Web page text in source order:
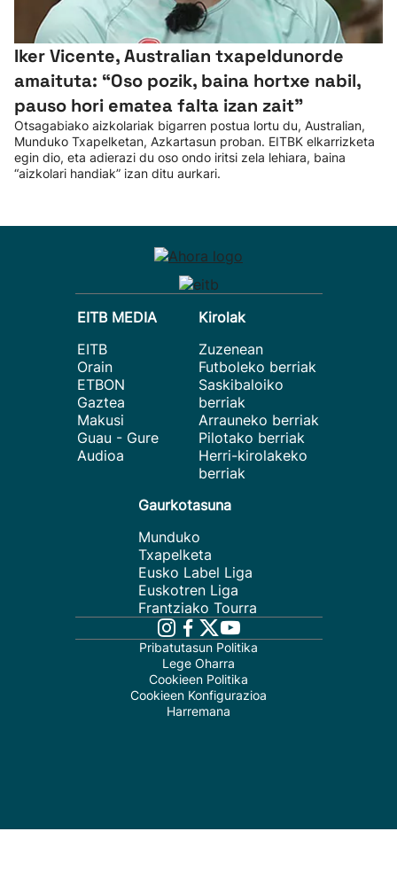
Iker Vicente, Australian txapeldunorde
amaituta: “Oso pozik, baina hortxe nabil,
pauso hori ematea falta izan zait”
Otsagabiako aizkolariak bigarren postua lortu du, Australian,
Munduko Txapelketan, Azkartasun proban. EITBK elkarrizketa
egin dio, eta adierazi du oso ondo iritsi zela lehiara, baina
“aizkolari handiak” izan ditu aurkari.
EITB MEDIA
EITB
Orain
ETBON
Gaztea
Makusi
Guau - Gure
Audioa
Kirolak
Zuzenean
Futboleko berriak
Saskibaloiko
berriak
Arrauneko berriak
Pilotako berriak
Herri-kirolakeko
berriak
Gaurkotasuna
Munduko
Txapelketa
Eusko Label Liga
Euskotren Liga
Frantziako Tourra
Pribatutasun Politika
Lege Oharra
Cookieen Politika
Cookieen Konfigurazioa
Harremana